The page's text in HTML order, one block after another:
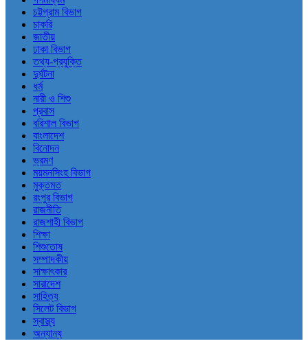
চট্টগ্রাম বিভাগ
চাকরি
জাতীয়
ঢাকা বিভাগ
তথ্য-প্রযুক্তি
দুর্ঘটনা
ধর্ম
নারী ও শিশু
প্রবাস
বরিশাল বিভাগ
বাংলাদেশ
বিনোদন
ভ্রমণ
ময়মনসিংহ বিভাগ
মুক্তমত
রংপুর বিভাগ
রাজনীতি
রাজশাহী বিভাগ
শিক্ষা
শিশুতোষ
সম্পাদকীয়
সাক্ষাৎকার
সারাদেশ
সাহিত্য
সিলেট বিভাগ
স্বাস্থ্য
অন্যান্য